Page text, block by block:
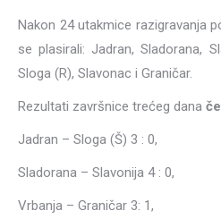
Nakon 24 utakmice razigravanja
se plasirali: Jadran, Sladorana,
Sloga (R), Slavonac i Graničar.
Rezultati završnice trećeg dana
Jadran – Sloga (Š) 3 : 0,
Sladorana – Slavonija 4 : 0,
Vrbanja – Graničar 3: 1,